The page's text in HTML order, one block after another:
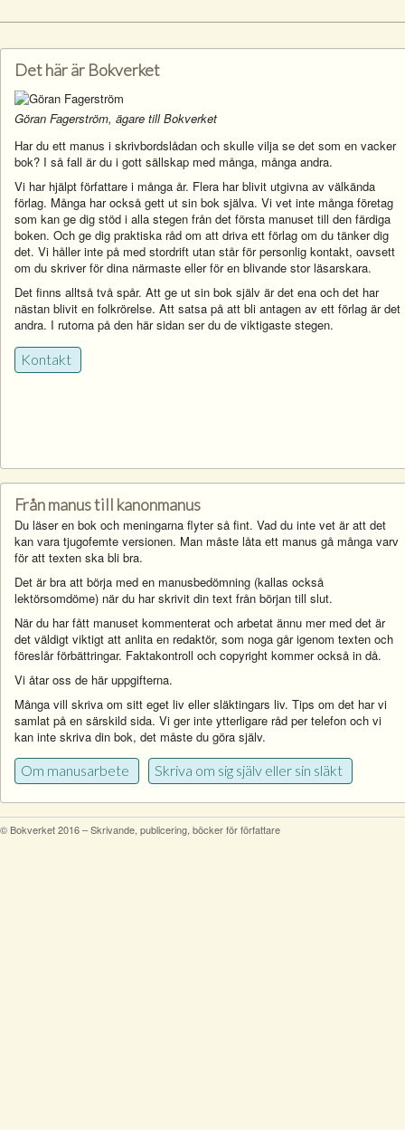
Det här är Bokverket
Göran Fagerström, ägare till Bokverket
Har du ett manus i skrivbordslådan och skulle vilja se det som en vacker
bok? I så fall är du i gott sällskap med många, många andra.
Vi har hjälpt författare i många år. Flera har blivit utgivna av välkända
förlag. Många har också gett ut sin bok själva. Vi vet inte många företag
som kan ge dig stöd i alla stegen från det första manuset till den färdiga
boken. Och ge dig praktiska råd om att driva ett förlag om du tänker dig
det. Vi håller inte på med stordrift utan står för personlig kontakt, oavsett
om du skriver för dina närmaste eller för en blivande stor läsarskara.
Det finns alltså två spår. Att ge ut sin bok själv är det ena och det har
nästan blivit en folkrörelse. Att satsa på att bli antagen av ett förlag är det
andra. I rutorna på den här sidan ser du de viktigaste stegen.
Kontakt
Från manus till kanonmanus
Du läser en bok och meningarna flyter så fint. Vad du inte vet är att det
kan vara tjugofemte versionen. Man måste låta ett manus gå många varv
för att texten ska bli bra.
Det är bra att börja med en manusbedömning (kallas också
lektörsomdöme) när du har skrivit din text från början till slut.
När du har fått manuset kommenterat och arbetat ännu mer med det är
det väldigt viktigt att anlita en redaktör, som noga går igenom texten och
föreslår förbättringar. Faktakontroll och copyright kommer också in då.
Vi åtar oss de här uppgifterna.
Många vill skriva om sitt eget liv eller släktingars liv. Tips om det har vi
samlat på en särskild sida. Vi ger inte ytterligare råd per telefon och vi
kan inte skriva din bok, det måste du göra själv.
Om manusarbete
Skriva om sig själv eller sin släkt
© Bokverket 2016 – Skrivande, publicering, böcker för författare